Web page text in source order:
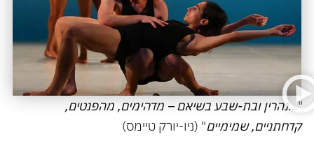
"…נהרין ובת-שבע בשיאם – מדהימים, מהפנטים,
קדחתניים, שמימיים" (ניו-יורק טיימס)